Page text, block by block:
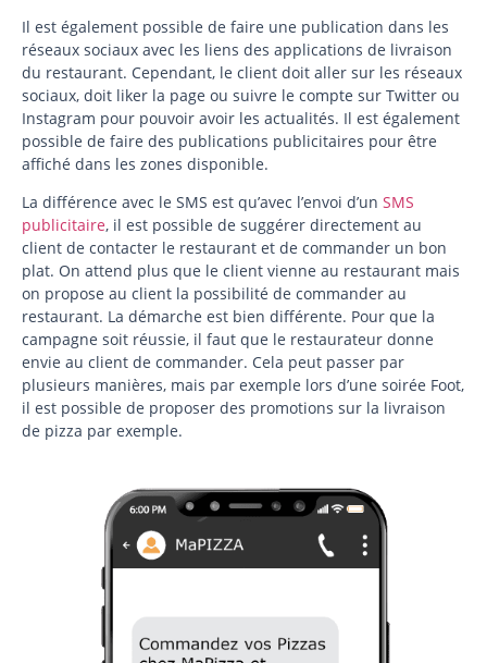
Il est également possible de faire une publication dans les
réseaux sociaux avec les liens des applications de livraison
du restaurant. Cependant, le client doit aller sur les réseaux
sociaux, doit liker la page ou suivre le compte sur Twitter ou
Instagram pour pouvoir avoir les actualités. Il est également
possible de faire des publications publicitaires pour être
affiché dans les zones disponible.
La différence avec le SMS est qu’avec l’envoi d’un SMS
publicitaire, il est possible de suggérer directement au
client de contacter le restaurant et de commander un bon
plat. On attend plus que le client vienne au restaurant mais
on propose au client la possibilité de commander au
restaurant. La démarche est bien différente. Pour que la
campagne soit réussie, il faut que le restaurateur donne
envie au client de commander. Cela peut passer par
plusieurs manières, mais par exemple lors d’une soirée Foot,
il est possible de proposer des promotions sur la livraison
de pizza par exemple.